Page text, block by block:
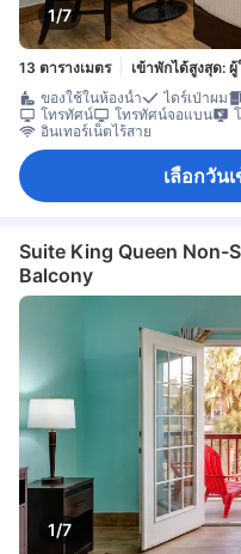
1/7
13 ตารางเมตร เข้าพักได้สูงสุด:
ของใช้ในห้องน้ำ
ไดร์เป่าผม
โทรทัศน์
โทรทัศน์จอแบน
อินเทอร์เน็ตไร้สาย
เลือกวัน
Suite King Queen Non-
Balcony
1/7